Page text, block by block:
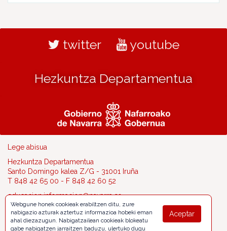
twitter youtube
Hezkuntza Departamentua
Lege abisua
Hezkuntza Departamentua
Santo Domingo kalea Z/G - 31001 Iruña
T 848 42 65 00 - F 848 42 60 52
educacion.informacion@navarra.es
Aceptar
Webgune honek cookieak erabiltzen ditu, zure
nabigazio azturak aztertuz informazioa hobeki eman
ahal diezazugun. Nabigatzailean cookieak blokeatu
gabe nabigatzen jarraitzen baduzu, ulertuko dugu